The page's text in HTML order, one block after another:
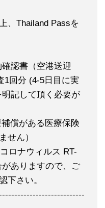
、Thailand Passを
認書（空港送迎
1回分 (4-5日目に実
記して頂く必要が
償がある医療保険
せん）
ロナウィルス RT-
ありますので、ご
下さい。